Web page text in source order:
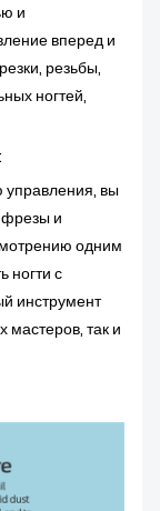
и
вперед и
резьбы,
ногтей,
:
управления, вы
фрезы и
одним
ногти с
инструмент
так и